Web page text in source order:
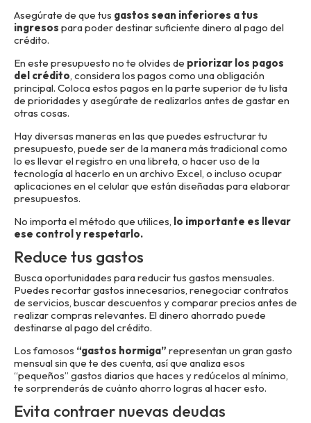
Asegúrate de que tus gastos sean inferiores a tus
ingresos para poder destinar suficiente dinero al pago del
crédito.
En este presupuesto no te olvides de priorizar los pagos
del crédito, considera los pagos como una obligación
principal. Coloca estos pagos en la parte superior de tu lista
de prioridades y asegúrate de realizarlos antes de gastar en
otras cosas.
Hay diversas maneras en las que puedes estructurar tu
presupuesto, puede ser de la manera más tradicional como
lo es llevar el registro en una libreta, o hacer uso de la
tecnología al hacerlo en un archivo Excel, o incluso ocupar
aplicaciones en el celular que están diseñadas para elaborar
presupuestos.
No importa el método que utilices, lo importante es llevar
ese control y respetarlo.
Reduce tus gastos
Busca oportunidades para reducir tus gastos mensuales.
Puedes recortar gastos innecesarios, renegociar contratos
de servicios, buscar descuentos y comparar precios antes de
realizar compras relevantes. El dinero ahorrado puede
destinarse al pago del crédito.
Los famosos “gastos hormiga” representan un gran gasto
mensual sin que te des cuenta, así que analiza esos
“pequeños” gastos diarios que haces y redúcelos al mínimo,
te sorprenderás de cuánto ahorro logras al hacer esto.
Evita contraer nuevas deudas